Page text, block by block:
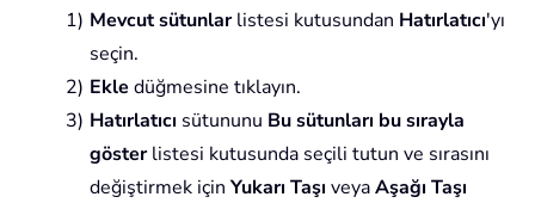
Mevcut sütunlarlistesi kutusundan Hatırlatıcı'yı
seçin.
Ekle düğmesine tıklayın.
Hatırlatıcı sütununu Bu sütunları bu sırayla
gösterlistesi kutusunda seçili tutun ve sırasını
değiştirmek için Yukarı Taşı veyaAşağı Taşı